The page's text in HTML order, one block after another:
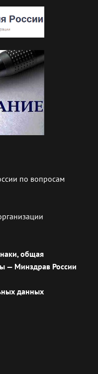
по вопросам
общая
— Минздрав России
данных